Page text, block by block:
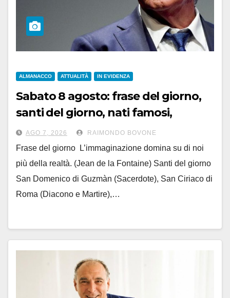
ALMANACCO ATTUALITÀ IN EVIDENZA
Sabato 8 agosto: frase del giorno,
santi del giorno, nati famosi,
accadde oggi
AGO 7, 2026 RAIMONDO BOVONE
Frase del giorno L’immaginazione domina su di noi
più della realtà. (Jean de la Fontaine) Santi del giorno
San Domenico di Guzmàn (Sacerdote), San Ciriaco di
Roma (Diacono e Martire),…